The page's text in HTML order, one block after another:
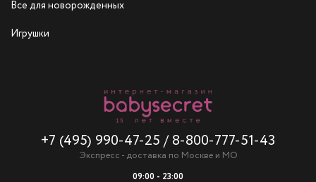
Все для новорожденных
Игрушки
+7 (495) 990-47-25 / 8-800-777-51-43
Экспресс - доставка по Москве и МО
09:00 - 23:00